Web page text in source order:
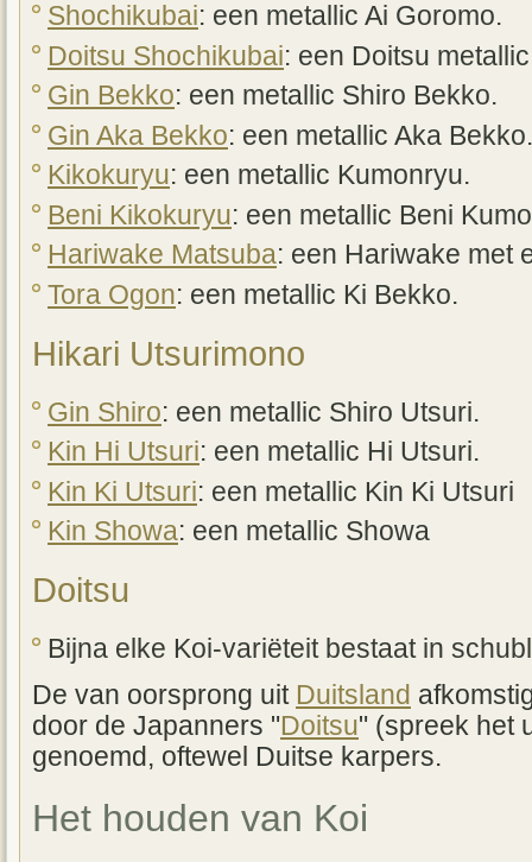
Shochikubai: een metallic Ai Goromo.
Doitsu Shochikubai: een Doitsu
Gin Bekko: een metallic Shiro Bekko.
Gin Aka Bekko: een metallic Aka Bekko.
Kikokuryu: een metallic Kumonryu.
Beni Kikokuryu: een metallic Beni
Hariwake Matsuba: een Hariwake met
Tora Ogon: een metallic Ki Bekko.
Hikari Utsurimono
Gin Shiro: een metallic Shiro Utsuri.
Kin Hi Utsuri: een metallic Hi Utsuri.
Kin Ki Utsuri: een metallic Kin Ki Utsuri
Kin Showa: een metallic Showa
Doitsu
Bijna elke Koi-variëteit bestaat in
De van oorsprong uit Duitsland
door de Japanners "Doitsu" (spreek het
genoemd, oftewel Duitse karpers.
Het houden van Koi